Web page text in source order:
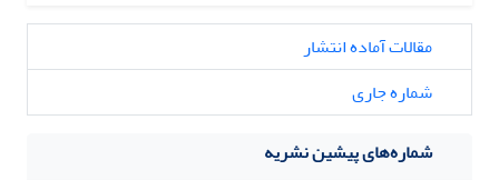
مقالات آماده انتشار
شماره جاری
شماره‌های پیشین نشریه